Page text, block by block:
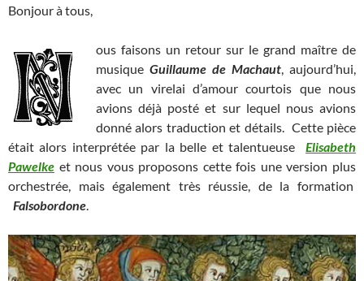
Bonjour à tous,
ous faisons un retour sur le grand maître de
musique Guillaume de Machaut, aujourd’hui,
avec un virelai d’amour courtois que nous
avions déjà posté et sur lequel nous avions
donné alors traduction et détails. Cette pièce
était alors interprétée par la belle et talentueuse
Elisabeth
Pawelke et nous vous proposons cette fois une version plus
orchestrée, mais également très réussie, de la formation
Falsobordone.